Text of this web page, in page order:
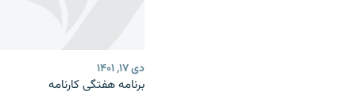
دی ۱۷, ۱۴۰۱
برنامه هفتگی کارنامه